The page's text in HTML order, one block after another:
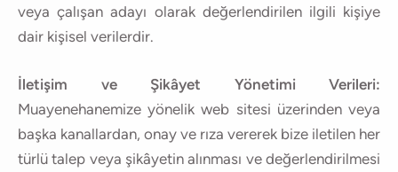
veya çalışan adayı olarak değerlendirilen ilgili kişiye
dair kişisel verilerdir.
İletişim ve Şikâyet Yönetimi Verileri:
Muayenehanemize yönelik web sitesi üzerinden veya
başka kanallardan, onay ve rıza vererek bize iletilen her
türlü talep veya şikâyetin alınması ve değerlendirilmesi